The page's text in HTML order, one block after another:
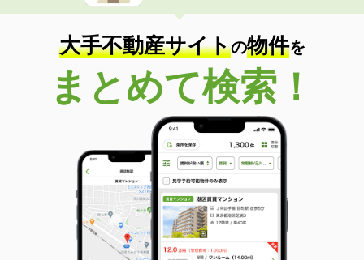
大手不動産サイトの物件を
まとめて検索！